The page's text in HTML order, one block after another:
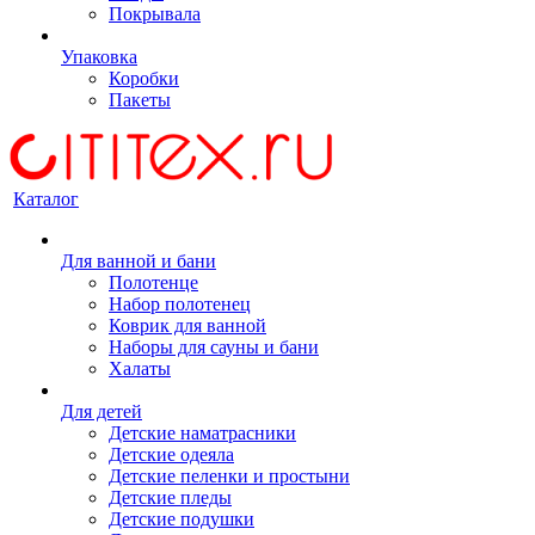
Покрывала
Упаковка
Коробки
Пакеты
Каталог
Для ванной и бани
Полотенце
Набор полотенец
Коврик для ванной
Наборы для сауны и бани
Халаты
Для детей
Детские наматрасники
Детские одеяла
Детские пеленки и простыни
Детские пледы
Детские подушки